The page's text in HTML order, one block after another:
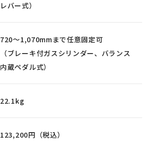
レバー式）
720～1,070mmまで任意固定可
（ブレーキ付ガスシリンダー、バランス
内蔵ペダル式）
22.1kg
123,200円（税込）